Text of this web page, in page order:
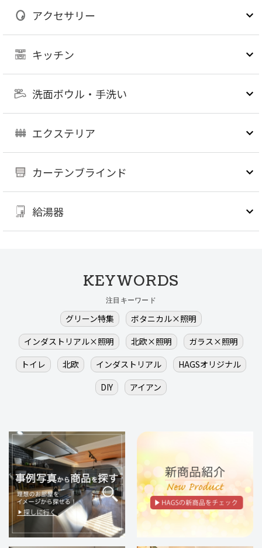
アクセサリー
キッチン
洗面ボウル・手洗い
エクステリア
カーテンブラインド
給湯器
KEYWORDS
注目キーワード
グリーン特集
ボタニカル×照明
インダストリアル×照明
北欧×照明
ガラス×照明
トイレ
北欧 インダストリアル
HAGSオリジナル
DIY
アイアン